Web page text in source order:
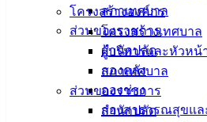
สภาเทศบาล
ส่วนของราชการ
สำนักปลัด
กองคลัง
กองช่าง
กองสาธารณสุขแล
โครงสร้างองค์กร
โครงสร้างเทศบาล
ผู้บริหารและหัวหน้
สภาเทศบาล
ส่วนของราชการ
สำนักปลัด
และการบริหารพัสดุภาครัฐ พ.ศ.2560
13 ม.ค. 2568 ประกาศให้ธุรกิจการขา
จักรยานยนต์ (รถใหม่) ที่มีการจองเ
18 ก.ย. 2567 พ.ร.บ.ข้อมูลข่าวสารฯ
กรรมการข้อมูลข่าวสารของราชการ